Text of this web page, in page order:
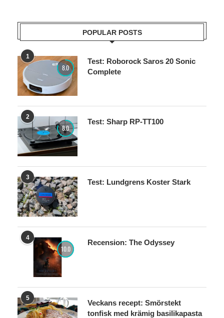
POPULAR POSTS
1
8.0
Test: Roborock Saros 20 Sonic
Complete
2
8.0
Test: Sharp RP-TT100
3
Test: Lundgrens Koster Stark
4
10.0
Recension: The Odyssey
5
Veckans recept: Smörstekt
tonfisk med krämig basilikapasta